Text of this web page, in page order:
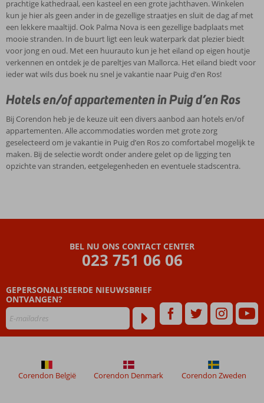
prachtige kathedraal, een kasteel en een grote jachthaven. Winkelen
kun je hier als geen ander in de gezellige straatjes en sluit de dag af met
een lekkere maaltijd. Ook Palma Nova is een gezellige badplaats met
mooie stranden. In de buurt ligt een leuk waterpark dat plezier biedt
voor jong en oud. Met een huurauto kun je het eiland op eigen houtje
verkennen en ontdek je de pareltjes van Mallorca. Het eiland biedt voor
ieder wat wils dus boek nu snel je vakantie naar Puig d’en Ros!
Hotels en/of appartementen in Puig d’en Ros
Bij Corendon heb je de keuze uit een divers aanbod aan hotels en/of
appartementen. Alle accommodaties worden met grote zorg
geselecteerd om je vakantie in Puig d’en Ros zo comfortabel mogelijk te
maken. Bij de selectie wordt onder andere gelet op de ligging ten
opzichte van stranden, eetgelegenheden en eventuele stadscentra.
BEL NU ONS CONTACT CENTER
023 751 06 06
GEPERSONALISEERDE NIEUWSBRIEF
ONTVANGEN?
Corendon België Corendon Denmark Corendon Zweden